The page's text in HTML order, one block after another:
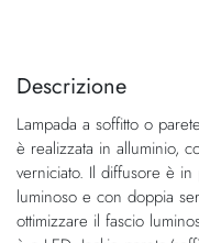
fine
galleria
di
immagini
della
di
immagini
Descrizione
Lampada a soffitto o
è realizzata in alluminio,
verniciato. Il diffusore è
luminoso e con doppia
ottimizzare il fascio